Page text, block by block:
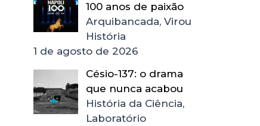
100 anos de paixão
Arquibancada, Virou
História
1 de agosto de 2026
Césio-137: o drama
que nunca acabou
História da Ciência,
Laboratório